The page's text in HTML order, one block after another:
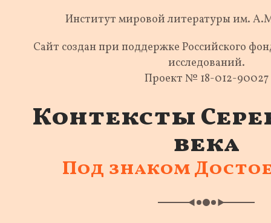
Институт мировой литературы им.
Сайт создан при поддержке Российского
исследований.
Проект № 18-012-90027
Контексты
века
Под знаком